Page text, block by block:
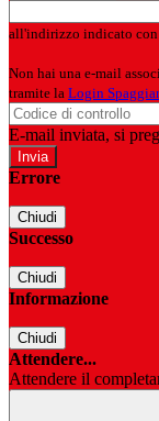
all'indirizzo indicato con
Non hai una e-mail
tramite la Login
E-mail inviata, si
Errore
Chiudi
Successo
Chiudi
Informazione
Chiudi
Attendere...
Attendere il